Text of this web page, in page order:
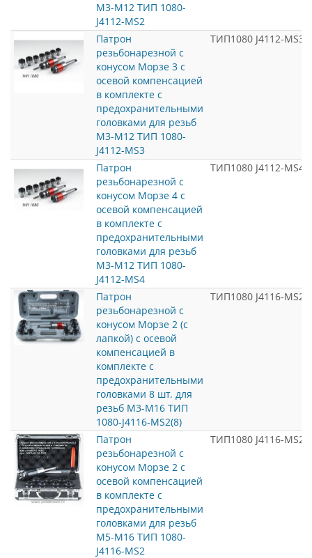
М3-М12 ТИП 1080-
J4112-MS2
Патрон
резьбонарезной с
конусом Морзе 3 с
осевой компенсацией
в комплекте с
предохранительными
головками для резьб
М3-М12 ТИП 1080-
J4112-MS3
ТИП1080 J4112-MS3
Патрон
резьбонарезной с
конусом Морзе 4 с
осевой компенсацией
в комплекте с
предохранительными
головками для резьб
М3-М12 ТИП 1080-
J4112-MS4
ТИП1080 J4112-MS4
Патрон
резьбонарезной с
конусом Морзе 2 (c
лапкой) с осевой
компенсацией в
комплекте с
предохранительными
головками 8 шт. для
резьб М3-М16 ТИП
1080-J4116-MS2(8)
ТИП1080 J4116-
Патрон
резьбонарезной с
конусом Морзе 2 с
осевой компенсацией
в комплекте с
предохранительными
головками для резьб
М5-М16 ТИП 1080-
J4116-MS2
ТИП1080 J4116-MS2